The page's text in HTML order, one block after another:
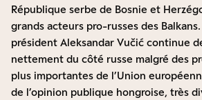
République serbe de Bosnie et
grands acteurs pro-russes des
président Aleksandar Vučić continue
nettement du côté russe malgré des
plus importantes de l’Union
de l’opinion publique hongroise, très